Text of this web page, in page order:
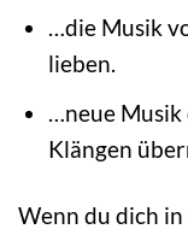
…die Musik
lieben.
…neue Musik
Klängen
Wenn du dich